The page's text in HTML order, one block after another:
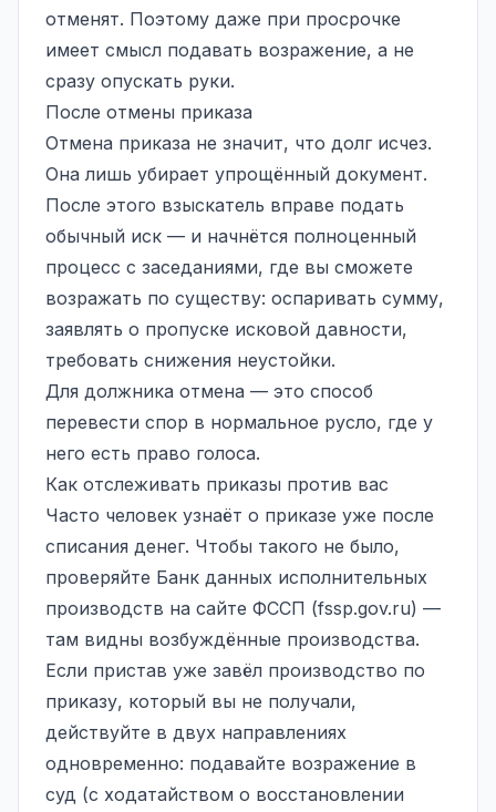
отменят. Поэтому даже при просрочке
имеет смысл подавать возражение, а не
сразу опускать руки.
После отмены приказа
Отмена приказа не значит, что долг исчез.
Она лишь убирает упрощённый документ.
После этого взыскатель вправе подать
обычный иск — и начнётся полноценный
процесс с заседаниями, где вы сможете
возражать по существу: оспаривать сумму,
заявлять о пропуске исковой давности,
требовать снижения неустойки.
Для должника отмена — это способ
перевести спор в нормальное русло, где у
него есть право голоса.
Как отслеживать приказы против вас
Часто человек узнаёт о приказе уже после
списания денег. Чтобы такого не было,
проверяйте Банк данных исполнительных
производств на сайте ФССП (fssp.gov.ru) —
там видны возбуждённые производства.
Если пристав уже завёл производство по
приказу, который вы не получали,
действуйте в двух направлениях
одновременно: подавайте возражение в
суд (с ходатайством о восстановлении